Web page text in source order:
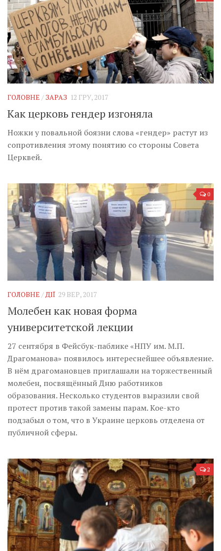
ГОЛОВНЕ / ЗАРАЗ 12 ГРУ, 2017
Как церковь гендер изгоняла
Ножки у повальной боязни слова «гендер» растут из
сопротивления этому понятию со стороны Совета
Церквей.
0
ГОЛОВНЕ /ДІЇ 29 ВЕР, 2017
Молебен как новая форма
университетской лекции
27 сентября в Фейсбук-паблике «НПУ им. М.П.
Драгоманова» появилось интереснейшее объявление.
В нём драгомановцев приглашали на торжественный
молебен, посвящённый Дню работников
образования. Несколько студентов выразили свой
протест против такой замены парам. Кое-кто
подзабыл о том, что в Украине церковь отделена от
публичной сферы.
2